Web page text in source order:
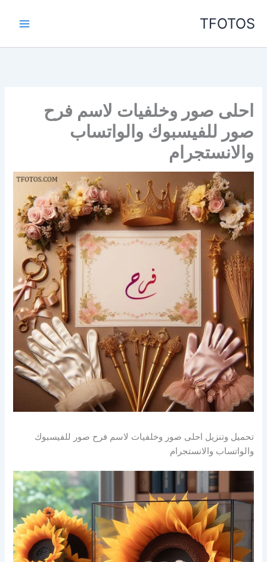
TFOTOS
احلى صور وخلفيات لاسم فرح
صور للفيسبوك والواتساب
والانستجرام
تحميل وتنزيل احلى صور وخلفيات لاسم فرح صور للفيسبوك
والواتساب والانستجرام